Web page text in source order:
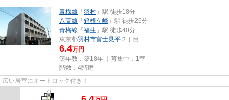
青梅線 「羽村 」駅 徒歩18分
八高線 「箱根ケ崎 」駅 徒歩26分
青梅線 「福生 」駅 徒歩40分
東京都羽村市富士見平 ２丁目
6.4万円
築年数：築18年 ｜募集中： 1室
階数：4階建
広い居室にオートロック付き！